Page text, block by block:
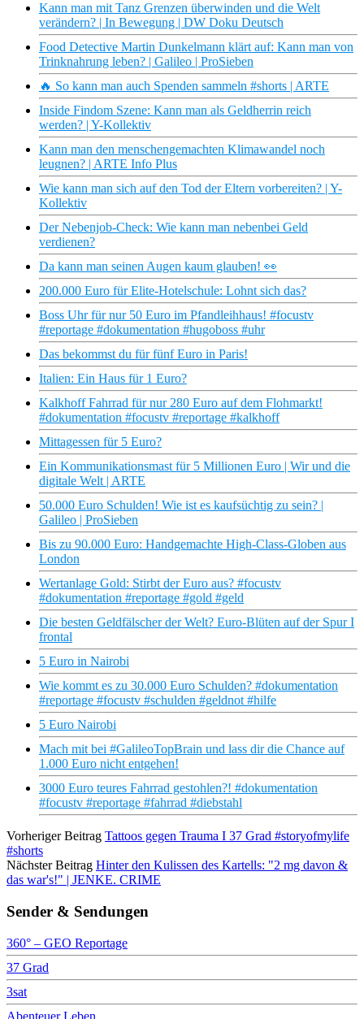
Kann man mit Tanz Grenzen überwinden und die Welt
verändern? | In Bewegung | DW Doku Deutsch
Food Detective Martin Dunkelmann klärt auf: Kann man von
Trinknahrung leben? | Galileo | ProSieben
🔥 So kann man auch Spenden sammeln #shorts | ARTE
Inside Findom Szene: Kann man als Geldherrin reich
werden? | Y-Kollektiv
Kann man den menschengemachten Klimawandel noch
leugnen? | ARTE Info Plus
Wie kann man sich auf den Tod der Eltern vorbereiten? | Y-
Kollektiv
Der Nebenjob-Check: Wie kann man nebenbei Geld
verdienen?
Da kann man seinen Augen kaum glauben! 👀
200.000 Euro für Elite-Hotelschule: Lohnt sich das?
Boss Uhr für nur 50 Euro im Pfandleihhaus! #focustv
#reportage #dokumentation #hugoboss #uhr
Das bekommst du für fünf Euro in Paris!
Italien: Ein Haus für 1 Euro?
Kalkhoff Fahrrad für nur 280 Euro auf dem Flohmarkt!
#dokumentation #focustv #reportage #kalkhoff
Mittagessen für 5 Euro?
Ein Kommunikationsmast für 5 Millionen Euro | Wir und die
digitale Welt | ARTE
50.000 Euro Schulden! Wie ist es kaufsüchtig zu sein? |
Galileo | ProSieben
Bis zu 90.000 Euro: Handgemachte High-Class-Globen aus
London
Wertanlage Gold: Stirbt der Euro aus? #focustv
#dokumentation #reportage #gold #geld
Die besten Geldfälscher der Welt? Euro-Blüten auf der Spur I
frontal
5 Euro in Nairobi
Wie kommt es zu 30.000 Euro Schulden? #dokumentation
#reportage #focustv #schulden #geldnot #hilfe
5 Euro Nairobi
Mach mit bei #GalileoTopBrain und lass dir die Chance auf
1.000 Euro nicht entgehen!
3000 Euro teures Fahrrad gestohlen?! #dokumentation
#focustv #reportage #fahrrad #diebstahl
Vorheriger Beitrag Tattoos gegen Trauma I 37 Grad #storyofmylife
#shorts
Nächster Beitrag Hinter den Kulissen des Kartells: "2 mg davon &
das war's!" | JENKE. CRIME
Sender & Sendungen
360° – GEO Reportage
37 Grad
3sat
Abenteuer Leben